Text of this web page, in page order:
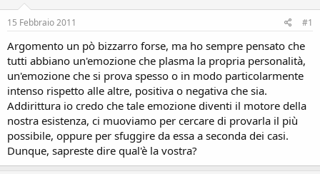
r
e
s
c
u
s
i
o
n
e
i
i
z
i
o
15 Febbraio 2011 #1
Argomento un pò bizzarro forse, ma ho sempre pensato che
tutti abbiano un'emozione che plasma la propria personalità,
un'emozione che si prova spesso o in modo particolarmente
intenso rispetto alle altre, positiva o negativa che sia.
Addirittura io credo che tale emozione diventi il motore della
nostra esistenza, ci muoviamo per cercare di provarla il più
possibile, oppure per sfuggire da essa a seconda dei casi.
Dunque, sapreste dire qual'è la vostra?